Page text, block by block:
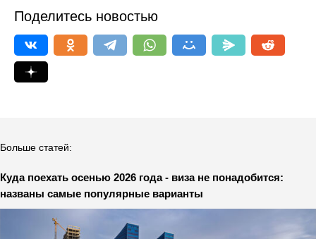
Поделитесь новостью
Больше статей:
Куда поехать осенью 2026 года - виза не понадобится:
названы самые популярные варианты